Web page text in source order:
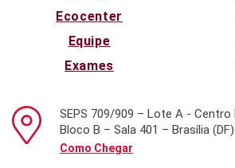
Ecocenter
Equipe
Exames
SEPS 709/909 – Lote A -
Bloco B – Sala 401 – Brasília (DF)
Como Chegar